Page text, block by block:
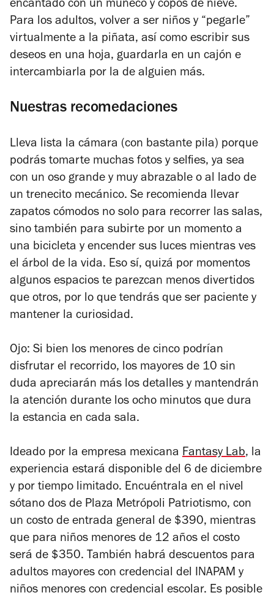
encantado con un muñeco y copos de nieve.
Para los adultos, volver a ser niños y “pegarle”
virtualmente a la piñata, así como escribir sus
deseos en una hoja, guardarla en un cajón e
intercambiarla por la de alguien más.
Nuestras recomedaciones
Lleva lista la cámara (con bastante pila) porque
podrás tomarte muchas fotos y selfies, ya sea
con un oso grande y muy abrazable o al lado de
un trenecito mecánico. Se recomienda llevar
zapatos cómodos no solo para recorrer las salas,
sino también para subirte por un momento a
una bicicleta y encender sus luces mientras ves
el árbol de la vida. Eso sí, quizá por momentos
algunos espacios te parezcan menos divertidos
que otros, por lo que tendrás que ser paciente y
mantener la curiosidad.
Ojo: Si bien los menores de cinco podrían
disfrutar el recorrido, los mayores de 10 sin
duda apreciarán más los detalles y mantendrán
la atención durante los ocho minutos que dura
la estancia en cada sala.
Ideado por la empresa mexicana Fantasy Lab, la
experiencia estará disponible del 6 de diciembre
y por tiempo limitado. Encuéntrala en el nivel
sótano dos de Plaza Metrópoli Patriotismo, con
un costo de entrada general de $390, mientras
que para niños menores de 12 años el costo
será de $350. También habrá descuentos para
adultos mayores con credencial del INAPAM y
niños menores con credencial escolar. Es posible